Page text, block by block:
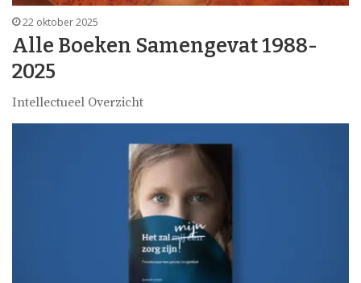
22 oktober 2025
Alle Boeken Samengevat 1988-
2025
Intellectueel Overzicht